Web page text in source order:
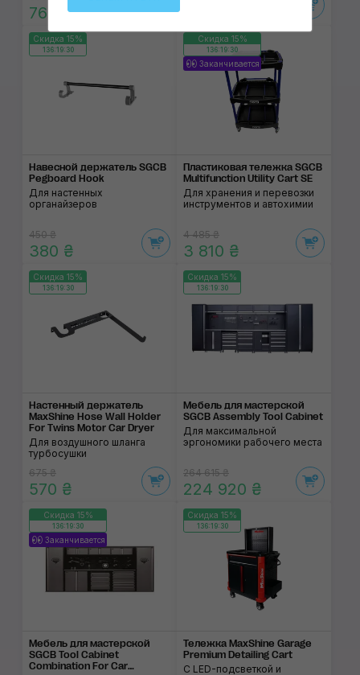
760 ₴
Скидка 15%
136:19:29
Навесной держатель SGCB
Pegboard Hook
Для настенных
органайзеров
450 ₴
380 ₴
Скидка 15%
136:19:29
Заканчивается
Пластиковая тележка SGCB
Multifunction Utility Cart SE
Для хранения и перевозки
инструментов и автохимии
4 485 ₴
3 810 ₴
Скидка 15%
136:19:29
Настенный держатель
MaxShine Hose Wall Holder
For Twins Motor Car Dryer
Для воздушного шланга
турбосушки
675 ₴
570 ₴
Скидка 15%
136:19:29
Мебель для мастерской
SGCB Assembly Tool Cabinet
Для максимальной
эргономики рабочего места
264 615 ₴
224 920 ₴
Скидка 15%
136:19:29
Заканчивается
Мебель для мастерской
SGCB Tool Cabinet
Combination For Car
Скидка 15%
136:19:29
Тележка MaxShine Garage
Premium Detailing Cart
С LED-подсветкой и